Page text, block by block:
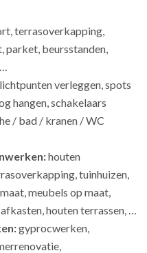
terrasoverkapping,
parket, beursstanden,
lichtpunten verleggen, spots
hangen, schakelaars
/ bad / kranen / WC
houten
tuinhuizen,
meubels op maat,
houten terrassen, …
gyprocwerken,